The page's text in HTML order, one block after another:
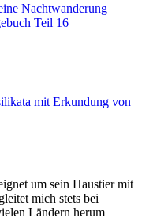
Nachtwanderung
Teil 16
mit Erkundung von
um sein Haustier mit
mich stets bei
Ländern herum